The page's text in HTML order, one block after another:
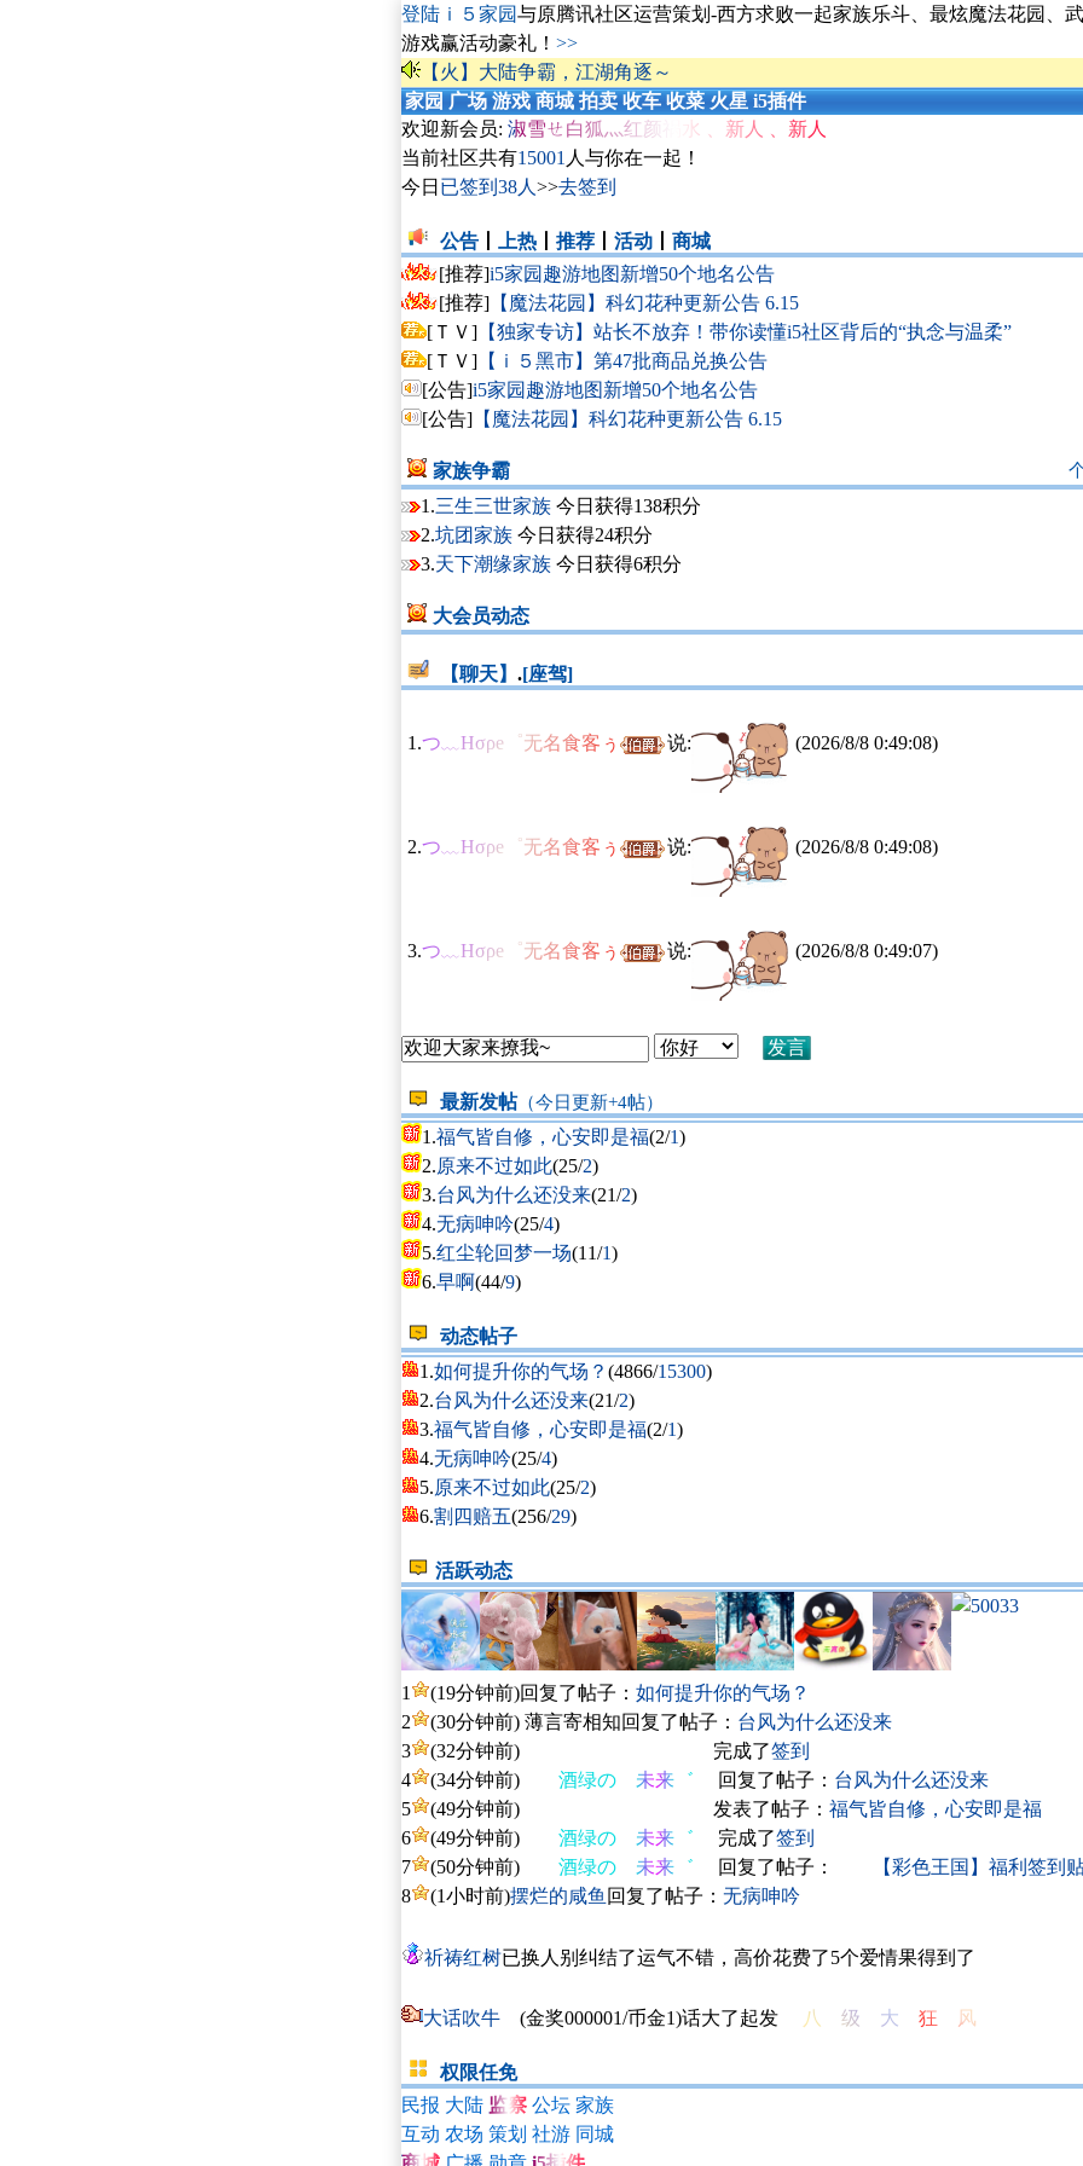
登陆ｉ５家园与原腾讯社区运营策划-西方求败一起家族乐斗、最炫魔法花园、
游戏赢活动豪礼！ >>
【火】大陆争霸，江湖角逐～
家园广场游戏 商城拍卖 收车 收菜 火星 i5插件
欢迎新会员: 淑雪ㄝ白狐灬红颜祸水 新人
新人
当前社区共有15001 人与你在一起！
今日 已签到38人 >>去签到
公告 上热 推荐 活动
商城
[推荐]i5家园趣游地图新增50个地名公告
[推荐] 【魔法花园】科幻花种更新公告 6.15
[ＴＶ] 【独家专访】站长不放弃！带你读懂i5社区背后的“执念与温柔”
[ＴＶ] 【ｉ５黑市】第47批商品兑换公告
[公告]i5家园趣游地图新增50个地名公告
[公告] 【魔法花园】科幻花种更新公告 6.15
家族争霸
1.三生三世家族 今日获得138积分
2.坑团家族 今日获得24积分
3.天下潮缘家族 今日获得6积分
大会员动态
【聊天】 .[座驾]
1.つ﹏Ησρе゜无名食客ぅ 说: (2026/8/8 0:49:08)
2.つ﹏Ησρе゜无名食客ぅ 说: (2026/8/8 0:49:08)
3.つ﹏Ησρе゜无名食客ぅ 说: (2026/8/8 0:49:07)
最新发帖（今日更新+4帖）
1.福气皆自修，心安即是福(2/1)
2.原来不过如此(25/2)
3.台风为什么还没来(21/2)
4.无病呻吟(25/4)
5.红尘轮回梦一场(11/1)
6.早啊(44/9)
动态帖子
1.如何提升你的气场？ (4866/15300)
2.台风为什么还没来(21/2)
3.福气皆自修，心安即是福(2/1)
4.无病呻吟(25/4)
5.原来不过如此(25/2)
6.割四赔五(256/29)
活跃动态
1 (19分钟前)回复了帖子： 如何提升你的气场？
2
(30分钟前) 薄言寄相知回复了帖子： 台风为什么还没来
3
(32分钟前) 完成了签到
4
(34分钟前) 酒绿の 未来゛ 回复了帖子： 台风为什么还没来
5
(49分钟前) 发表了帖子： 福气皆自修，心安即是福
6
(49分钟前) 酒绿の 未来゛ 完成了签到
7
(50分钟前) 酒绿の 未来゛ 回复了帖子：
【彩色王国】福利签到
8
(1小时前)摆烂的咸鱼 回复了帖子： 无病呻吟
祈祷红树已换人别纠结了运气不错，高价花费了5个爱情果得到了
大话吹牛 ‮风 狂 大 级 八
发起了大话(1金币/100000奖金)
权限任免
民报 大陆 监察 公坛 家族
互动 农场 策划 社游 同城